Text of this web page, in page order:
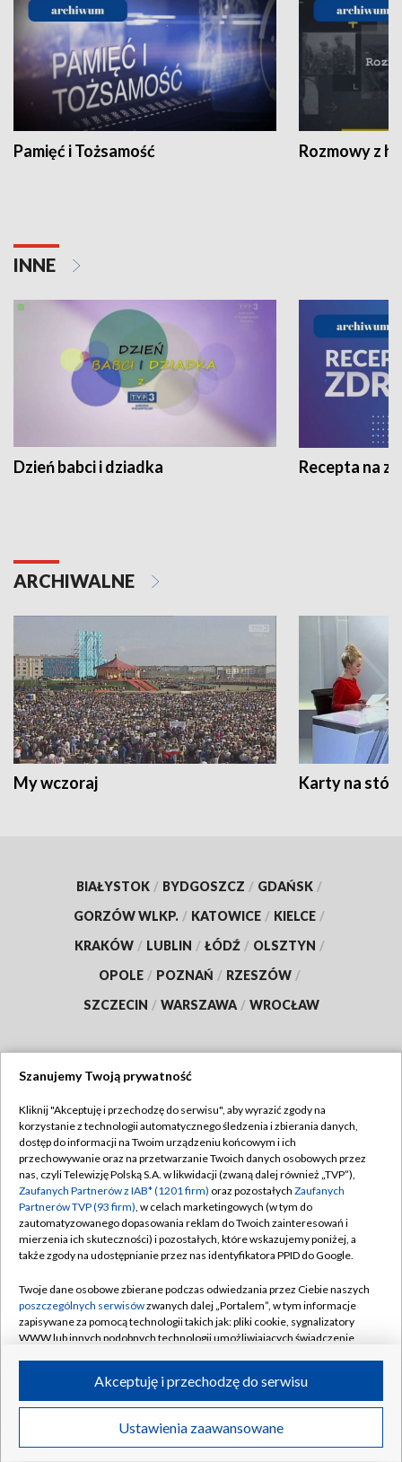
Pamięć i Tożsamość Rozmowy z
INNE
Dzień babci i dziadka Recepta na
ARCHIWALNE
My wczoraj Karty na
BIAŁYSTOK / BYDGOSZCZ / GDAŃSK /
GORZÓW WLKP. / KATOWICE / KIELCE /
KRAKÓW / LUBLIN / ŁÓDŹ / OLSZTYN /
OPOLE / POZNAŃ / RZESZÓW /
SZCZECIN / WARSZAWA / WROCŁAW
TVP
Abonament TVP
Emisja w TVP
Centrum informacji TVP
Naziemna Telewizja Cyfrowa
Rada Programowa
System NOS
Informacje o nadawcy
Program dla prasy
Ogłoszenie przetargowe
Regulamin TVP
Polityka prywatności
Moje zgody
Pomoc
Kontakt
Kanały
©2026 Telewizja Polska S.A. w likwidacji
Szanujemy Twoją prywatność
Kliknij "Akceptuję i przechodzę do serwisu", aby wyrazić zgody na
korzystanie z technologii automatycznego śledzenia i zbierania danych,
dostęp do informacji na Twoim urządzeniu końcowym i ich
przechowywanie oraz na przetwarzanie Twoich danych osobowych przez
nas, czyli Telewizję Polską S.A. w likwidacji (zwaną dalej również „TVP”),
Zaufanych Partnerów z IAB* (1201 firm) oraz pozostałych Zaufanych
Partnerów TVP (93 firm), w celach marketingowych (w tym do
zautomatyzowanego dopasowania reklam do Twoich zainteresowań i
mierzenia ich skuteczności) i pozostałych, które wskazujemy poniżej, a
także zgody na udostępnianie przez nas identyfikatora PPID do Google.
Twoje dane osobowe zbierane podczas odwiedzania przez Ciebie naszych
poszczególnych serwisówzwanych dalej „Portalem”, w tym informacje
zapisywane za pomocą technologii takich jak: pliki cookie, sygnalizatory
WWW lub innych podobnych technologii umożliwiających świadczenie
ruchu w Internecie.
Twoje dane osobowe zbierane podczas odwiedzania przez Ciebie
poszczególnych serwisówna Portalu, takie jak adresy IP, identyfikatory
Ustawienia zaawansowane
Akceptuję i przechodzę do serwisu